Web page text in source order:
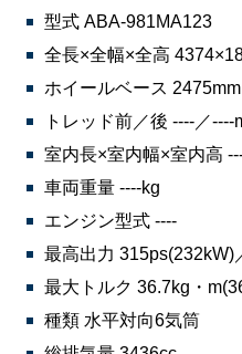
型式 ABA-981MA123
全長×全幅×全高
ホイールベース 2475mm
トレッド前／後 ----／----
室内長×室内幅×室内高
車両重量 ----kg
エンジン型式 ----
最高出力 315ps(232kW)
最大トルク 36.7kg・
種類 水平対向6気筒